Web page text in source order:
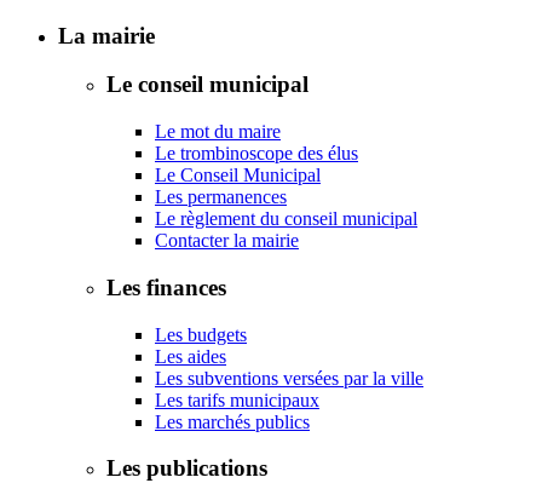
La mairie
Le conseil municipal
Le mot du maire
Le trombinoscope des élus
Le Conseil Municipal
Les permanences
Le règlement du conseil municipal
Contacter la mairie
Les finances
Les budgets
Les aides
Les subventions versées par la ville
Les tarifs municipaux
Les marchés publics
Les publications